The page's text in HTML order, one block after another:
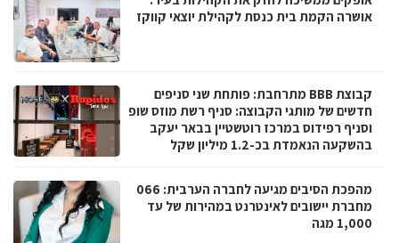
אושרה הקמת בית כנסת לקהילת יוצאי קווקז
קבוצת BBB מתרחבת: פותחת שני סניפים
חדשים של מותגי הקבוצה: סניף רשת מוזס שופ
וסניף רפידוס במרכז רוטשטיין בבאר יעקב
בהשקעה הנאמדת בכ-1.2 מיליון שקל
מהפכת הסיבים מגיעה לחברה הערבית: 066
מחברת יישובים לאינטרנט במהירות של עד
1,000 מגה